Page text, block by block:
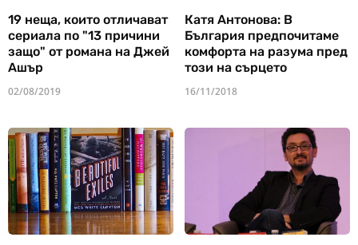
19 неща, които отличават
сериала по "13 причини
защо" от романа на Джей
Ашър
02/08/2019
Катя Антонова: В
България предпочитаме
комфорта на разума пред
този на сърцето
16/11/2018